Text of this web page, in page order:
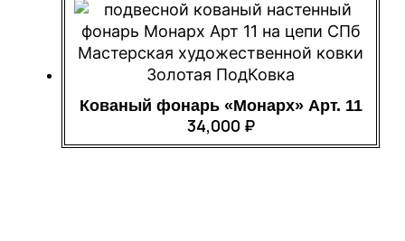
Кованый фонарь «Монарх» Арт. 11
34,000 ₽